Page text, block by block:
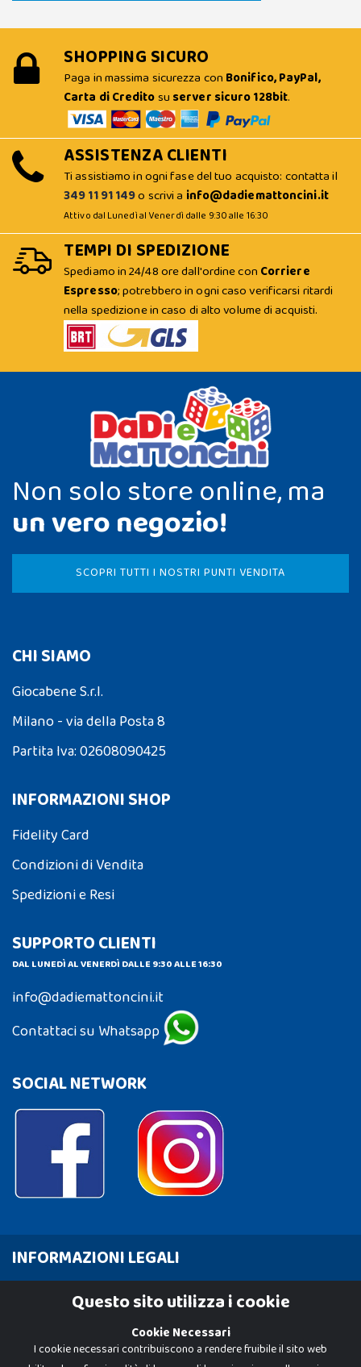
SHOPPING SICURO
Paga in massima sicurezza con Bonifico, PayPal,
Carta di Creditosu server sicuro 128bit.
ASSISTENZA CLIENTI
Ti assistiamo in ogni fase del tuo acquisto: contatta il
349 11 91 149o scrivi a info@dadiemattoncini.it
Attivo dal Lunedì al Venerdì dalle 9:30 alle 16:30
TEMPI DI SPEDIZIONE
Spediamo in 24/48 ore dall'ordine con Corriere
Espresso; potrebbero in ogni caso verificarsi ritardi
nella spedizione in caso di alto volume di acquisti.
Non solo store online, ma
un vero negozio!
SCOPRI TUTTI I NOSTRI PUNTI VENDITA
CHI SIAMO
Giocabene S.r.l.
Milano - via della Posta 8
Partita Iva: 02608090425
INFORMAZIONI SHOP
Fidelity Card
Condizioni di Vendita
Spedizioni e Resi
SUPPORTO CLIENTI
DAL LUNEDÌ AL VENERDÌ DALLE 9:30 ALLE 16:30
info@dadiemattoncini.it
Contattaci su Whatsapp
SOCIAL NETWORK
INFORMAZIONI LEGALI
Cookie PolicyQuesto sito utilizza i cookie
Cookie Necessari
I cookie necessari contribuiscono a rendere fruibile il sito web